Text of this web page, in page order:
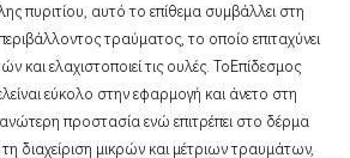
πυριτίου, αυτό το επίθεμα συμβάλλει στη
τραύματος, το οποίο επιταχύνει
και ελαχιστοποιεί τις ουλές. ΤοΕπίδεσμος
είναι εύκολο στην εφαρμογή και άνετο στη
προστασία ενώ επιτρέπει στο δέρμα
τη διαχείριση μικρών και μέτριων τραυμάτων,